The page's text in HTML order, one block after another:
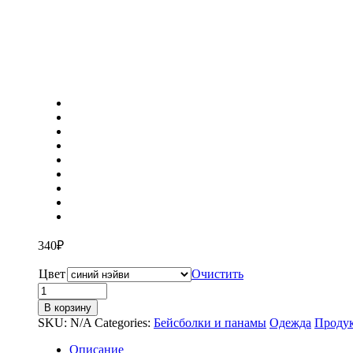
340₽
Цвет
Очистить
Количество
товара
Бейсболка
«Panel»
В корзину
SKU: N/A Categories: Бейсболки и панамы Одежда
Описание